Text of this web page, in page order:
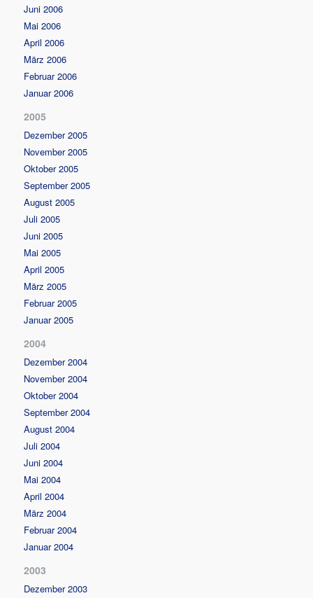
Juni 2006
Mai 2006
April 2006
März 2006
Februar 2006
Januar 2006
2005
Dezember 2005
November 2005
Oktober 2005
September 2005
August 2005
Juli 2005
Juni 2005
Mai 2005
April 2005
März 2005
Februar 2005
Januar 2005
2004
Dezember 2004
November 2004
Oktober 2004
September 2004
August 2004
Juli 2004
Juni 2004
Mai 2004
April 2004
März 2004
Februar 2004
Januar 2004
2003
Dezember 2003